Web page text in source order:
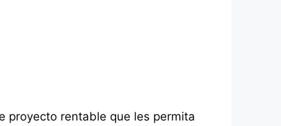
proyecto rentable que les permita